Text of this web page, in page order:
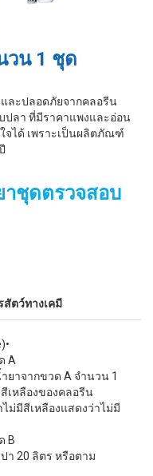
วน 1 ชุด
และปลอดภัยจากคลอรีน
ปลา ที่มีราคาแพงและอ่อน
จได้ เพราะเป็นผลิตภัณฑ์
าชุดตรวจสอบ
ตว์ทางเคมี
A
ยาจากขวด A จำนวน 1
เหลืองของคลอรีน
ม่มีสีเหลืองแสดงว่าไม่มี
B
า 20 ลิตร หรือตาม